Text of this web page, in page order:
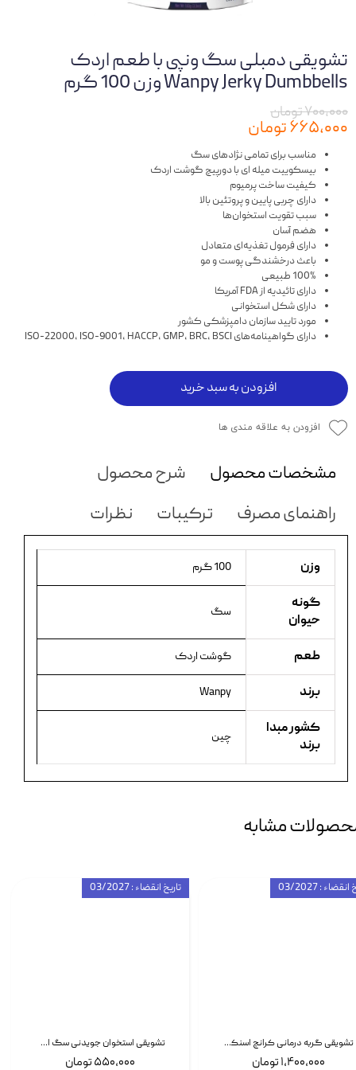
تشویقی دمبلی سگ ونپی با طعم اردک
Wanpy Jerky Dumbbells وزن 100 گرم
۷۰۰,۰۰۰ تومان
۶۶۵,۰۰۰ تومان
مناسب برای تمامی نژادهای سگ
بیسکوییت میله ای با دورپیچ گوشت اردک
کیفیت ساخت پرمیوم
دارای چربی پایین و پروتئین بالا
سبب تقویت استخوان‌ها
هضم آسان
دارای فرمول تغذیه‌ای متعادل
باعث درخشندگی پوست و مو
100% طبیعی
دارای تائیدیه از FDA آمریکا
دارای شکل استخوانی
مورد تایید سازمان دامپزشکی کشور
دارای گواهینامه‌های ISO-22000، ISO-9001، HACCP، GMP، BRC، BSCI
افزودن به سبد خرید
افزودن به علاقه مندی ها
مشخصات محصول
شرح محصول
راهنمای مصرف
ترکیبات نظرات
وزن 100 گرم
گونه
حیوان
سگ
طعم گوشت اردک
برند Wanpy
کشور مبدا
برند
چین
مشابه
تشویقی استخوان جویدنی سگ اسنکی کرانچی با طعم مرغ Snacky Crunchy Munchy وزن 100 گرم
۵۵۰,۰۰۰ تومان
تاریخ انقضاء : 03/2027
تشویقی گربه درمانی کرانچ اسنکی با طعم میکس Snacky Crunch Cat Treats وزن 60 گرم بسته 4 عددی
۱,۴۰۰,۰۰۰ تومان
: 03/2027